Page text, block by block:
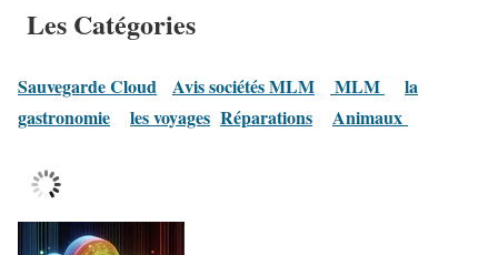
Les Catégories
Sauvegarde Cloud Avis sociétés MLM MLM
la
gastronomie
les voyages Réparations Animaux